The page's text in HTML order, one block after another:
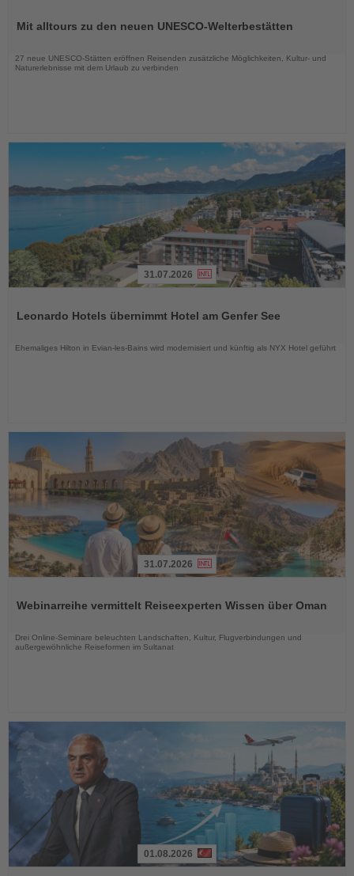
dieMit alltours zu den neuen UNESCO-Welterbestätten
27 neue UNESCO-Stätten eröffnen Reisenden zusätzliche Möglichkeiten, Kultur- und
Naturerlebnisse mit dem Urlaub zu verbinden
die
31.07.2026
Leonardo Hotels übernimmt Hotel am Genfer See
Ehemaliges Hilton in Evian-les-Bains wird modernisiert und künftig als NYX Hotel geführt
die
31.07.2026
Webinarreihe vermittelt Reiseexperten Wissen über Oman
Drei Online-Seminare beleuchten Landschaften, Kultur, Flugverbindungen und
außergewöhnliche Reiseformen im Sultanat
01.08.2026